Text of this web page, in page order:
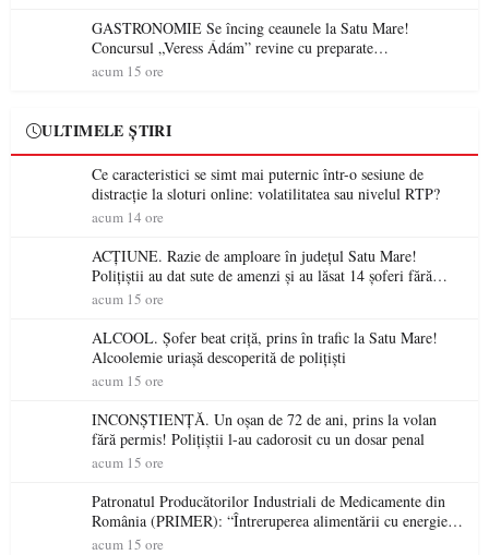
GASTRONOMIE Se încing ceaunele la Satu Mare!
Concursul „Veress Ádám” revine cu preparate
spectaculoase, premii și un jurat de renume
acum 15 ore
ULTIMELE ȘTIRI
Ce caracteristici se simt mai puternic într-o sesiune de
distracție la sloturi online: volatilitatea sau nivelul RTP?
acum 14 ore
ACȚIUNE. Razie de amploare în județul Satu Mare!
Polițiștii au dat sute de amenzi și au lăsat 14 șoferi fără
permis într-o singură zi
acum 15 ore
ALCOOL. Șofer beat criță, prins în trafic la Satu Mare!
Alcoolemie uriașă descoperită de polițiști
acum 15 ore
INCONȘTIENȚĂ. Un oșan de 72 de ani, prins la volan
fără permis! Polițiștii l-au cadorosit cu un dosar penal
acum 15 ore
Patronatul Producătorilor Industriali de Medicamente din
România (PRIMER): “Întreruperea alimentării cu energie
electrică a fabricilor de medicamente va pune în pericol
acum 15 ore